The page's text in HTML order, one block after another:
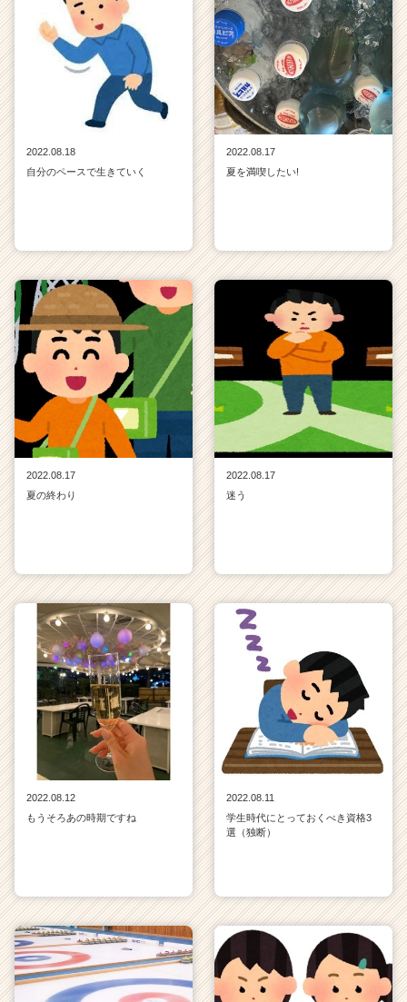
2022.08.18
自分のペースで生きていく
2022.08.17
夏を満喫したい!
2022.08.17
夏の終わり
2022.08.17
迷う
2022.08.12
もうそろあの時期ですね
2022.08.11
学生時代にとっておくべき資格3
選（独断）